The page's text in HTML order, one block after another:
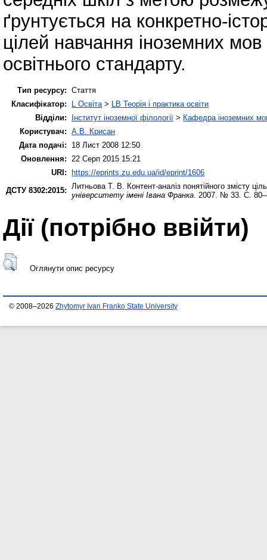
ґрунтується на конкретно-
цілей навчання іноземних
освітнього стандарту.
Тип ресурсу: Стаття
Класифікатор:
L Освіта > LB Теорія і практика освіти
Відділи:
Інститут іноземної філології > Кафедра іноземних
Користувач: А.В. Крисан
Дата подачі:
18 Лист 2008 12:50
Оновлення:
22 Серп 2015 15:21
URI: https://eprints.zu.edu.ua/id/eprint/1606
ДСТУ 8302:2015:
Литньова Т. В.
Контент-аналіз понятійного змісту
університету імені Івана Франка . 2007. № 33. С.
Дії ​​(потрібно ввійти)
Оглянути опис ресурсу
© 2008–2026 Zhytomyr Ivan Franko State University